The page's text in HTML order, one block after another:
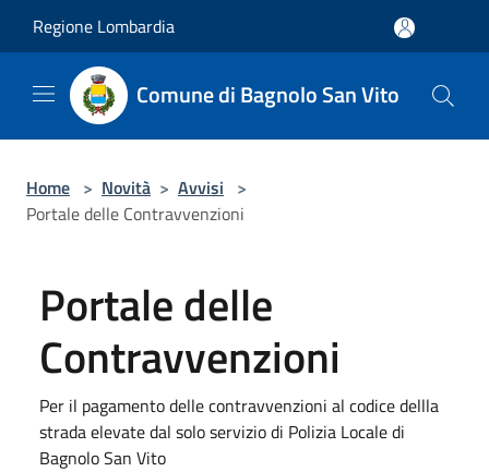
Regione Lombardia
Comune di Bagnolo San Vito
Home > Novità > Avvisi >
Portale delle Contravvenzioni
Portale delle
Contravvenzioni
Per il pagamento delle contravvenzioni al codice dellla
strada elevate dal solo servizio di Polizia Locale di
Bagnolo San Vito